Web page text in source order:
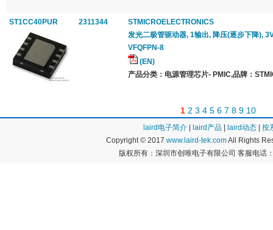
ST1CC40PUR 2311344
STMICROELECTRONICS
发光二极管驱动器, 1输出, 降压(逐步下降),
VFQFPN-8
(EN)
产品分类：电源管理芯片- PMIC,品牌：
1 2 3 4 5 6 7 8 9 10
laird电子简介 laird产品 laird动态
按
Copyright © 2017 www.laird-tek.comAll Rights
版权所有：深圳市创唯电子有限公司 客服电话